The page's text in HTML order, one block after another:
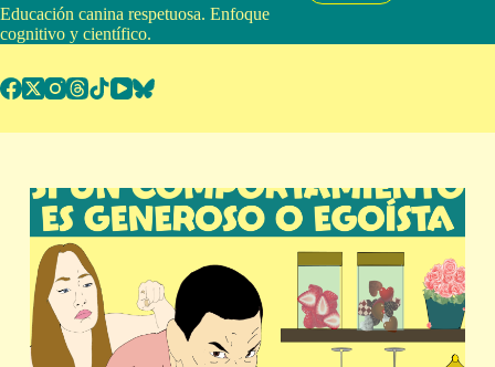
Educación canina respetuosa. Enfoque
cognitivo y científico.